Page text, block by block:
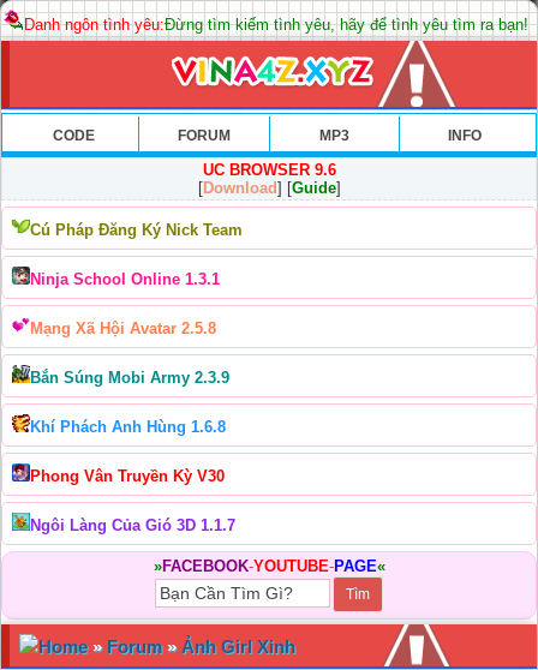
Danh ngôn tình yêu:Đừng tìm kiếm tình yêu, hãy để tình yêu tìm ra bạn!
CODE FORUM MP3 INFO
UC BROWSER 9.6
[Download] [Guide]
Cú Pháp Đăng Ký Nick Team
Ninja School Online 1.3.1
Mạng Xã Hội Avatar 2.5.8
Bắn Súng Mobi Army 2.3.9
Khí Phách Anh Hùng 1.6.8
Phong Vân Truyền Kỳ V30
Ngôi Làng Của Gió 3D 1.1.7
»FACEBOOK-YOUTUBE-PAGE«
Home» Forum»Ảnh Girl Xinh